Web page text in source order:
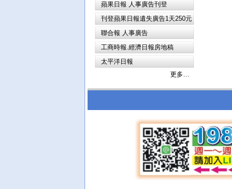
蘋果日報 人事廣告刊登
刊登蘋果日報遺失廣告1天250元
聯合報 人事廣告
工商時報.經濟日報房地稿
太平洋日報
更多…